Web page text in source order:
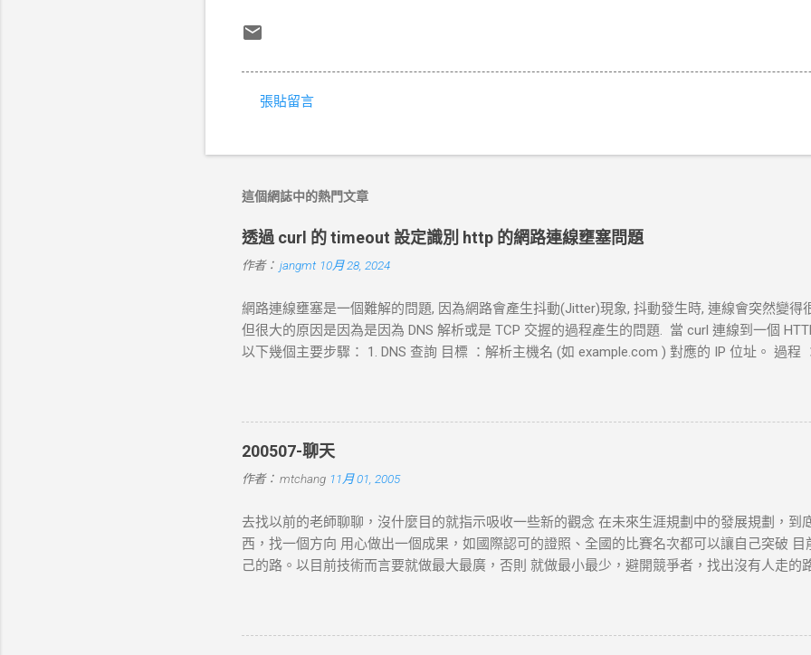
張貼留言
這個網誌中的熱門文章
透過 curl 的 timeout 設定識別 http 的網路連線壅塞問題
作者： jangmt 10月 28, 2024
網路連線壅塞是一個難解的問題, 因為網路會產生抖動(Jitter)現象, 抖動發生時, 連線會突然變得
但很大的原因是因為是因為 DNS 解析或是 TCP 交握的過程產生的問題. 當 curl 連線到一個
以下幾個主要步驟： 1. DNS 查詢 目標 ：解析主機名 (如 example.com ) 對應的 IP 位址。 過程
錯誤並中止。 2. TCP 三向交握 (Three-Way Handshake) 目標 ：建立與目標伺服器的 TCP 連
connect-timeout 設定時間內未完成三向交握，則連線失敗並返回超時錯誤。 3. 發送 HTTP 請
的 HTTP 請求，根據 URL 設定不同的請求方法（如 GET 、 POST ）。 過程 ： curl 構建 HTTP
數據（如表單數據），然後通過已建立的 TCP 連線將請求發送到伺服器。 結果 ：伺服器接收
的回應內容。 過程 ：伺服器確認請求內容後，由 HTTP 伺服器（如 httpd ）根據需求（例如讀
務）生成回應，並加上適當的 HTTP 狀態碼和標頭。 結果 ：伺服器將回應內容傳回給 curl 客
標 ： curl 從伺服器接收回應數據，並在終端或指定的輸出目標中顯示。 過程 ： curl 讀取 HTTP
200507-聊天
作者： mtchang 11月 01, 2005
去找以前的老師聊聊，沒什麼目的就指示吸收一些新的觀念 在未來生涯規劃中的發展規劃，到
西，找一個方向 用心做出一個成果，如國際認可的證照、全國的比賽名次都可以讓自己突破 目
己的路。以目前技術而言要就做最大最廣，否則 就做最小最少，避開競爭者，找出沒有人走的
Java在嵌入式系統上的開發 當然如果在學習過程中，有好的工作一定要爭取，要藉由好的工